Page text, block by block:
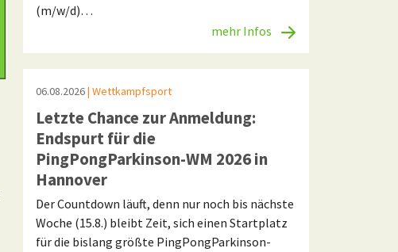
(m/w/d)…
mehr Infos
06.08.2026| Wettkampfsport
Letzte Chance zur Anmeldung:
Endspurt für die
PingPongParkinson-WM 2026 in
Hannover
Der Countdown läuft, denn nur noch bis nächste
Woche (15.8.) bleibt Zeit, sich einen Startplatz
für die bislang größte PingPongParkinson-